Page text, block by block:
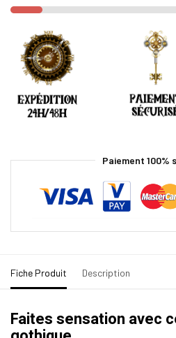
Paiement 100%
Fiche Produit Description
Faites sensation avec